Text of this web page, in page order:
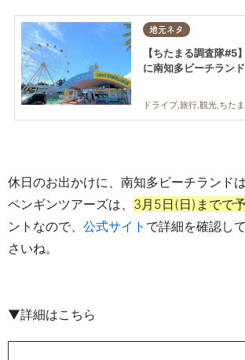
地元ネタ
【ちたまる調査隊#5
に南知多ビーチラン
休日のお出かけに、南知多ビーチランド
ペンギンツアーズは、 3月5日(日)までで
ントなので、 公式サイト で詳細を確認し
さいね。
▼詳細はこちら